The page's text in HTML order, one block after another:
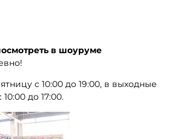
в шоуруме
с 10:00 до 19:00, в выходные
до 17:00.